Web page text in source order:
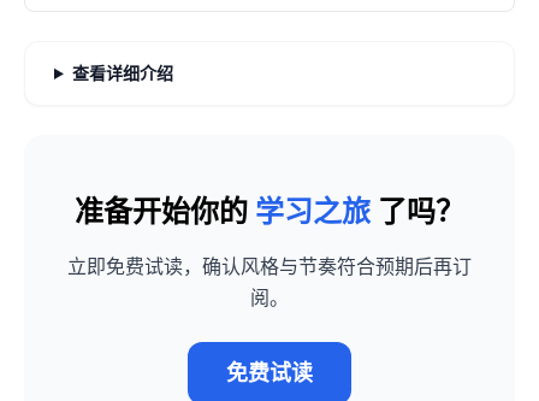
查看详细介绍
准备开始你的 学习之旅 了吗？
立即免费试读，确认风格与节奏符合预期后再订
阅。
免费试读